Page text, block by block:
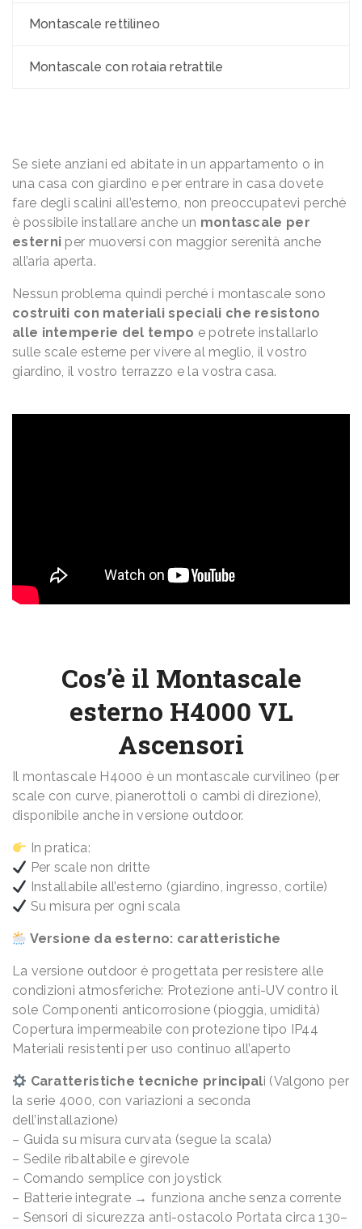
Montascale rettilineo
Montascale con rotaia retrattile
Se siete anziani ed abitate in un appartamento o in
una casa con giardino e per entrare in casa dovete
fare degli scalini all’esterno, non preoccupatevi perchè
è possibile installare anche un montascale per
esterni per muoversi con maggior serenità anche
all’aria aperta.
Nessun problema quindi perché i montascale sono
costruiti con materiali speciali che resistono
alle intemperie del tempo e potrete installarlo
sulle scale esterne per vivere al meglio, il vostro
giardino, il vostro terrazzo e la vostra casa.
Cos’è il Montascale
esterno H4000 VL
Ascensori
Il montascale H4000 è un montascale curvilineo (per
scale con curve, pianerottoli o cambi di direzione),
disponibile anche in versione outdoor.
In pratica:
Per scale non dritte
Installabile all’esterno (giardino, ingresso, cortile)
Su misura per ogni scala
Versione da esterno: caratteristiche
La versione outdoor è progettata per resistere alle
condizioni atmosferiche: Protezione anti-UV contro il
sole Componenti anticorrosione (pioggia, umidità)
Copertura impermeabile con protezione tipo IP44
Materiali resistenti per uso continuo all’aperto
Caratteristiche tecniche principali (Valgono per
la serie 4000, con variazioni a seconda
dell’installazione)
– Guida su misura curvata (segue la scala)
– Sedile ribaltabile e girevole
– Comando semplice con joystick
– Batterie integrate → funziona anche senza corrente
– Sensori di sicurezza anti-ostacolo Portata circa 130–